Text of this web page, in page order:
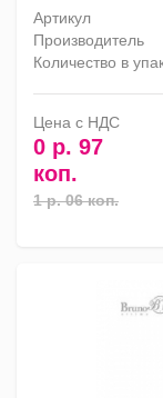
Артикул
Производитель
Количество в
Цена с НДС
0 р. 97
коп.
1 р. 06 коп.